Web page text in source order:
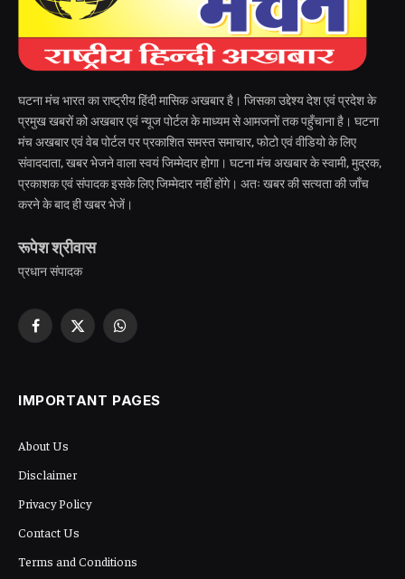
घटना मंच भारत का राष्ट्रीय हिंदी मासिक अखबार है। जिसका उद्देश्य देश एवं प्रदेश के
प्रमुख खबरों को अखबार एवं न्यूज पोर्टल के माध्यम से आमजनों तक पहुँचाना है। घटना
मंच अखबार एवं वेब पोर्टल पर प्रकाशित समस्त समाचार, फोटो एवं वीडियो के लिए
संवाददाता, खबर भेजने वाला स्वयं जिम्मेदार होगा। घटना मंच अखबार के स्वामी, मुद्रक,
प्रकाशक एवं संपादक इसके लिए जिम्मेदार नहीं होंगे। अतः खबर की सत्यता की जाँच
करने के बाद ही खबर भेजें।
रूपेश श्रीवास
प्रधान संपादक
Facebook
X
WhatsApp
IMPORTANT PAGES
About Us
Disclaimer
Privacy Policy
Contact Us
Terms and Conditions